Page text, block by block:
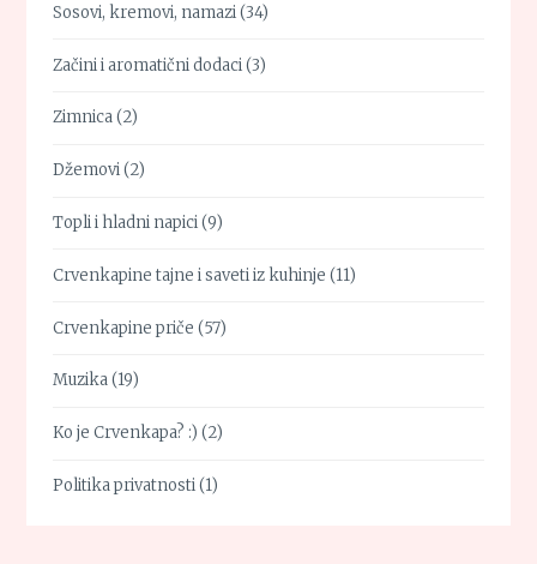
Sosovi, kremovi, namazi(34)
Začini i aromatični dodaci(3)
Zimnica(2)
Džemovi(2)
Topli i hladni napici(9)
Crvenkapine tajne i saveti iz kuhinje (11)
Crvenkapine priče (57)
Muzika(19)
Ko je Crvenkapa? :) (2)
Politika privatnosti(1)